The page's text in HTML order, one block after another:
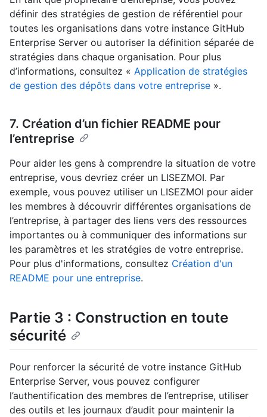
définir des stratégies de gestion de référentiel pour
toutes les organisations dans votre instance GitHub
Enterprise Server ou autoriser la définition séparée de
stratégies dans chaque organisation. Pour plus
d’informations, consultez « Application de stratégies
de gestion des dépôts dans votre entreprise ».
7. Création d’un fichier README pour
l’entreprise
Pour aider les gens à comprendre la situation de votre
entreprise, vous devriez créer un LISEZMOI. Par
exemple, vous pouvez utiliser un LISEZMOI pour aider
les membres à découvrir différentes organisations de
l’entreprise, à partager des liens vers des ressources
importantes ou à communiquer des informations sur
les paramètres et les stratégies de votre entreprise.
Pour plus d'informations, consultez Création d'un
README pour une entreprise.
Partie 3 : Construction en toute
sécurité
Pour renforcer la sécurité de votre instance GitHub
Enterprise Server, vous pouvez configurer
l’authentification des membres de l’entreprise, utiliser
des outils et les journaux d’audit pour maintenir la